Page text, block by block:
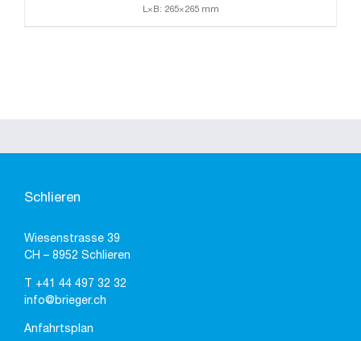
L×B: 265×265 mm
Schlieren
Wiesenstrasse 39
CH – 8952 Schlieren
+41 44 497 32 32
info@brieger.ch
Anfahrtsplan